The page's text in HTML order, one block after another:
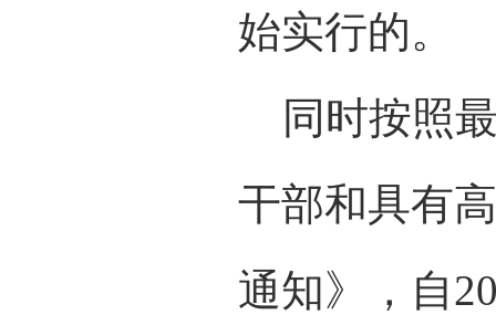
始实行的。
同时按照
干部和具有
通知》，自